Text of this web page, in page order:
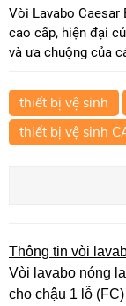
Vòi Lavabo Caesar
cao cấp, hiện đại
và ưa chuộng của
thiết bị vệ sinh
thiết bị vệ sinh
Thông tin vòi
Vòi lavabo nóng
cho chậu 1 lỗ